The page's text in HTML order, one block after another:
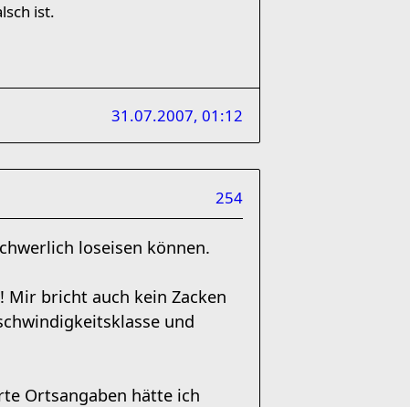
ist.
31.07.2007, 01:12
254
loseisen können.
Mir bricht auch kein Zacken
und
Ortsangaben hätte ich